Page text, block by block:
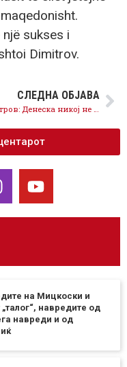
sukses i
Dimitrov.
СЛЕДНА ОБЈАВА
Димитров: Денеска никој не ветува членство во НАТО, бидејќи таа работа ја завршивме, ќе влеземе и во ЕУ
на Мицкоски и
навредите од
навреди и од